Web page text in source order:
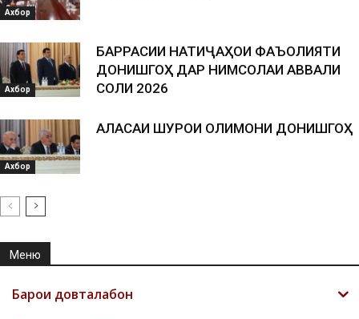
Ахбор
Ахбор
БАРРАСИИ НАТИҶАҲОИ ФАЪОЛИЯТИ
ДОНИШГОҲ ДАР НИМСОЛАИ АВВАЛИ
СОЛИ 2026
Ахбор
АЛАСАИ ШУРОИ ОЛИМОНИ ДОНИШГОҲ
Меню
Барои довталабон